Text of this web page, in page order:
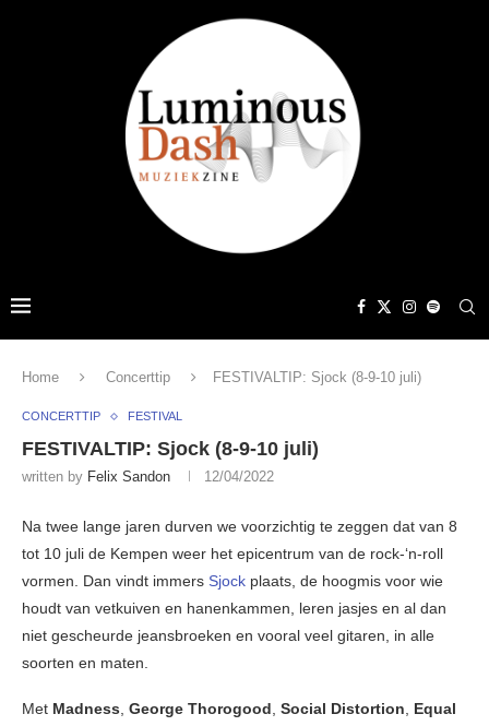
Home Concerttip FESTIVALTIP: Sjock (8-9-10 juli)
CONCERTTIP FESTIVAL
FESTIVALTIP: Sjock (8-9-10 juli)
written by Felix Sandon 12/04/2022
Na twee lange jaren durven we voorzichtig te zeggen dat van 8
tot 10 juli de Kempen weer het epicentrum van de rock-‘n-roll
vormen. Dan vindt immers Sjock plaats, de hoogmis voor wie
houdt van vetkuiven en hanenkammen, leren jasjes en al dan
niet gescheurde jeansbroeken en vooral veel gitaren, in alle
soorten en maten.
Met Madness, George Thorogood, Social Distortion, Equal